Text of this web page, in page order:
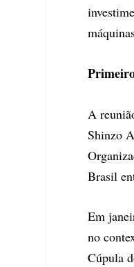
A
Shinzo
Brasil
Em
no
Cúpula